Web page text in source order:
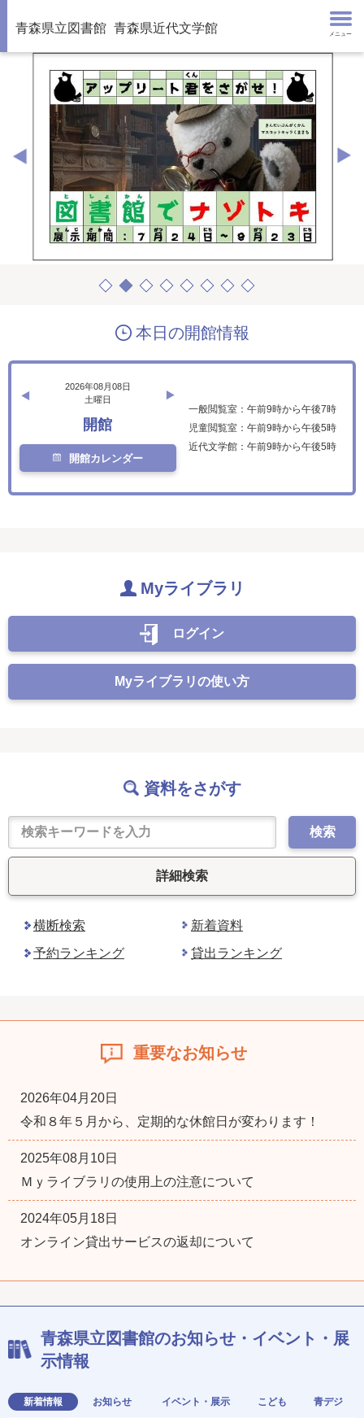
青森県立図書館 青森県近代文学館 メニュー
本日の開館情報
2026年08月08日
土曜日
開館
開館カレンダー
一般閲覧室：午前9時から午後7時
児童閲覧室：午前9時から午後5時
近代文学館：午前9時から午後5時
Myライブラリ
ログイン
Myライブラリの使い方
資料をさがす
検索
詳細検索
横断検索
新着資料
予約ランキング
貸出ランキング
重要なお知らせ
2026年04月20日
令和８年５月から、定期的な休館日が変わります！
2025年08月10日
Ｍｙライブラリの使用上の注意について
2024年05月18日
オンライン貸出サービスの返却について
青森県立図書館のお知らせ・イベント・展
示情報
新着情報 お知らせ イベント・展示 こども 青デジ